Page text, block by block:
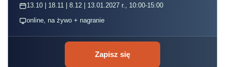
13.10 | 18.11 | 8.12 | 13.01.2027 r., 10:00-15:00
online, na żywo + nagranie
Zapisz się